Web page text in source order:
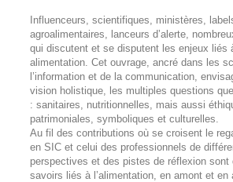
Influenceurs, scientifiques, ministères,
agroalimentaires, lanceurs d’alerte,
qui discutent et se disputent les enjeux liés
alimentation. Cet ouvrage, ancré dans les
l’information et de la communication,
vision holistique, les multiples questions
: sanitaires, nutritionnelles, mais aussi
patrimoniales, symboliques et culturelles.
Au fil des contributions où se croisent le
en SIC et celui des professionnels de
perspectives et des pistes de réflexion sont
savoirs liés à l’alimentation, en amont et